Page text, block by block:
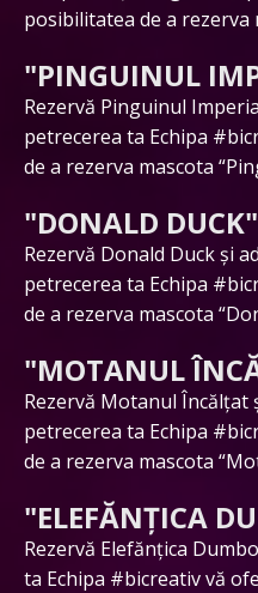
posibilitatea de a rezerva
"PINGUINUL
Rezervă Pinguinul
petrecerea ta Echipa
de a rezerva mascota
"DONALD DUCK"
Rezervă Donald Duck și
petrecerea ta Echipa
de a rezerva mascota
"MOTANUL
Rezervă Motanul Încălțat
petrecerea ta Echipa
de a rezerva mascota
"ELEFĂNȚICA
Rezervă Elefănțica
ta Echipa #bicreativ vă